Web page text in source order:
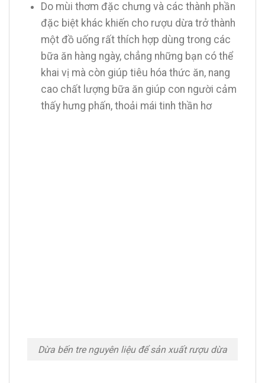
Do mùi thơm đặc chưng và các thành phần
đặc biệt khác khiến cho rượu dừa trở thành
một đồ uống rất thích hợp dùng trong các
bữa ăn hàng ngày, chẳng những bạn có thể
khai vị mà còn giúp tiêu hóa thức ăn, nang
cao chất lượng bữa ăn giúp con người cảm
thấy hưng phấn, thoải mái tinh thần hơ
Dừa bến tre nguyên liệu để sản xuất rượu dừa